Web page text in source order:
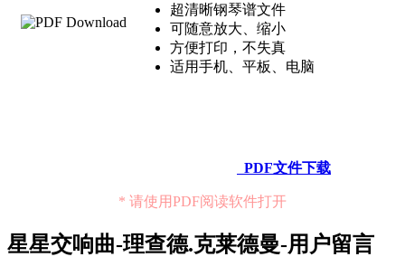
超清晰钢琴谱文件
可随意放大、缩小
方便打印，不失真
适用手机、平板、电脑
PDF文件下载
* 请使用PDF阅读软件打开
星星交响曲-理查德.克莱德曼-用户留言